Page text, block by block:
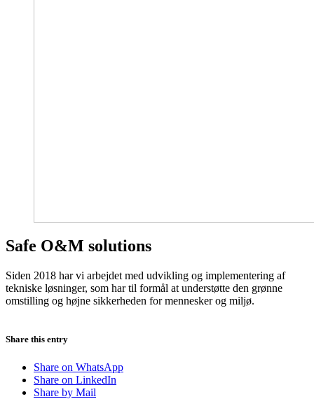
Safe O&M solutions
Siden 2018 har vi arbejdet med udvikling og implementering af
tekniske løsninger, som har til formål at understøtte den grønne
omstilling og højne sikkerheden for mennesker og miljø.
Share this entry
Share on WhatsApp
Share on LinkedIn
Share by Mail